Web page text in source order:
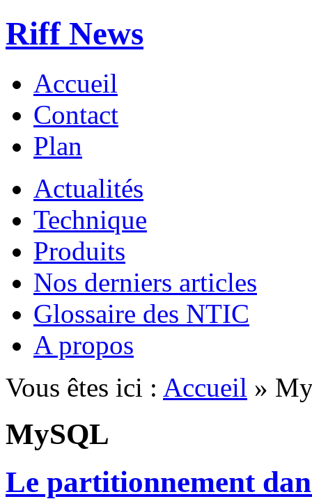
Riff News
Accueil
Contact
Plan
Actualités
Technique
Produits
Nos derniers articles
Glossaire des NTIC
A propos
Vous êtes ici : Accueil »
MySQL
Le partitionnement